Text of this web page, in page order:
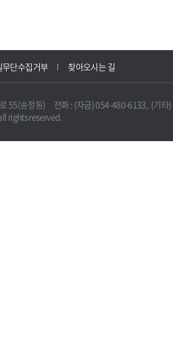
무단수집거부 찾아오시는 길
55(송정동) 전화 : (자금) 054-480-6133, (기타
rights reserved.